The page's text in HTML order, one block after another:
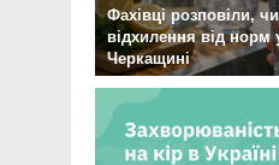
Фахівці розповіли,
відхилення від норм
Черкащині